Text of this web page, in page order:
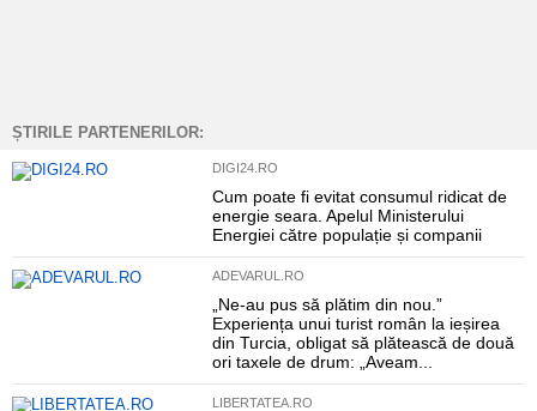
ȘTIRILE PARTENERILOR:
DIGI24.RO
Cum poate fi evitat consumul ridicat de
energie seara. Apelul Ministerului
Energiei către populație și companii
ADEVARUL.RO
„Ne-au pus să plătim din nou.”
Experiența unui turist român la ieșirea
din Turcia, obligat să plătească de două
ori taxele de drum: „Aveam...
LIBERTATEA.RO